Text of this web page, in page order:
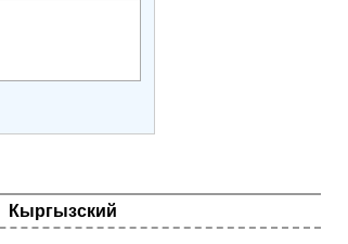
Кыргызский